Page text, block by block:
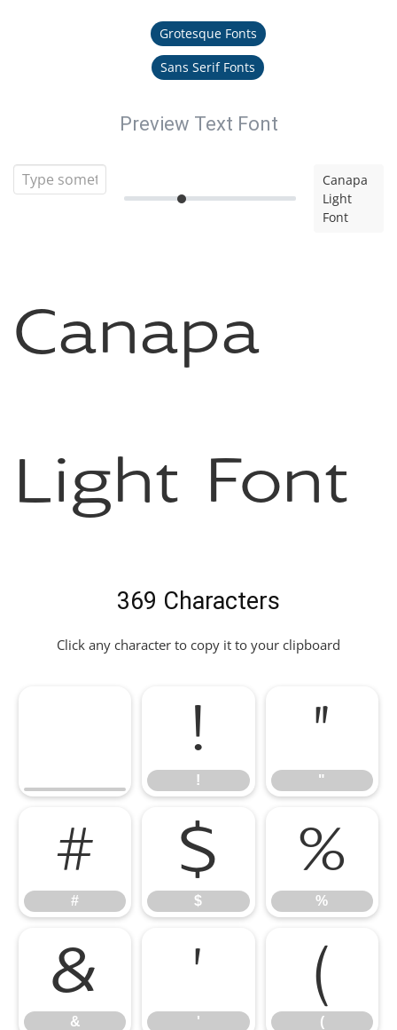
Grotesque Fonts
Sans Serif Fonts
Preview Text Font
Canapa
Light
Font
Canapa
Light Font
369 Characters
Click any character to copy it to your clipboard
!
!
"
"
#
#
$
$
%
%
&
&
'
'
(
(